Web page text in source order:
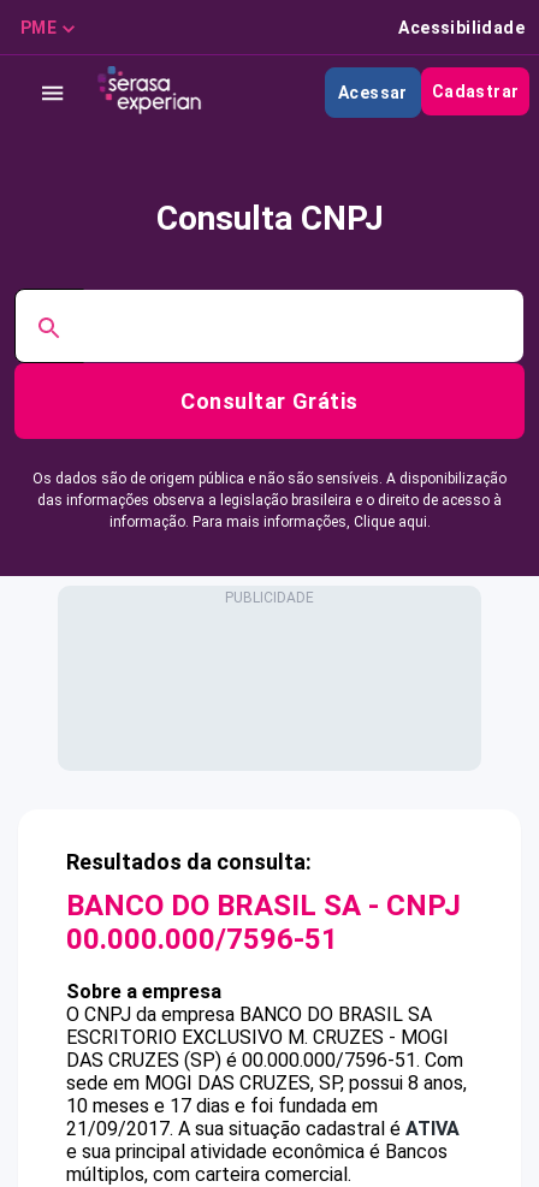
PME Acessibilidade
Acessar Cadastrar
Consulta CNPJ
Consultar Grátis
Os dados são de origem pública e não são sensíveis. A disponibilização
das informações observa a legislação brasileira e o direito de acesso à
informação. Para mais informações, Clique aqui.
Resultados da consulta:
BANCO DO BRASIL SA - CNPJ
00.000.000/7596-51
Sobre a empresa
O CNPJ da empresa BANCO DO BRASIL SA
ESCRITORIO EXCLUSIVO M. CRUZES - MOGI
DAS CRUZES (SP) é 00.000.000/7596-51. Com
sede em MOGI DAS CRUZES, SP, possui 8 anos,
10 meses e 17 dias e foi fundada em
21/09/2017. A sua situação cadastral é ATIVA
e sua principal atividade econômica é Bancos
múltiplos, com carteira comercial.